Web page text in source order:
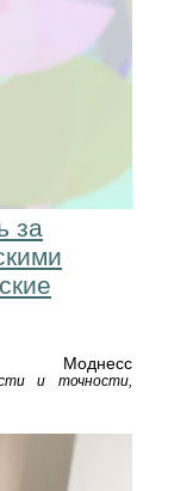
за
Моднесс
и точности,